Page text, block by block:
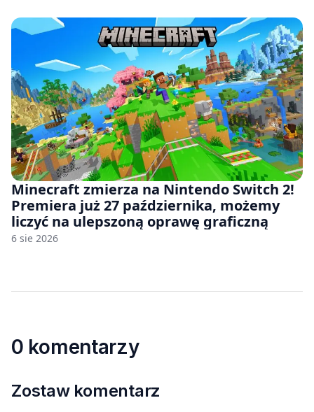
Minecraft zmierza na Nintendo Switch 2!
Premiera już 27 października, możemy
liczyć na ulepszoną oprawę graficzną
6 sie 2026
0 komentarzy
Zostaw komentarz